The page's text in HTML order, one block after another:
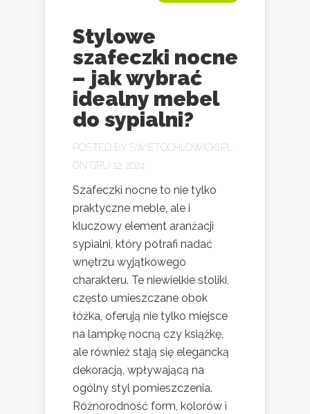
Stylowe
szafeczki nocne
– jak wybrać
idealny mebel
do sypialni?
POSTED BY SWIETOCHLOWICKI.PL
ON GRU 12, 2024
Szafeczki nocne to nie tylko
praktyczne meble, ale i
kluczowy element aranżacji
sypialni, który potrafi nadać
wnętrzu wyjątkowego
charakteru. Te niewielkie stoliki,
często umieszczane obok
łóżka, oferują nie tylko miejsce
na lampkę nocną czy książkę,
ale również stają się elegancką
dekoracją, wpływającą na
ogólny styl pomieszczenia.
Różnorodność form, kolorów i